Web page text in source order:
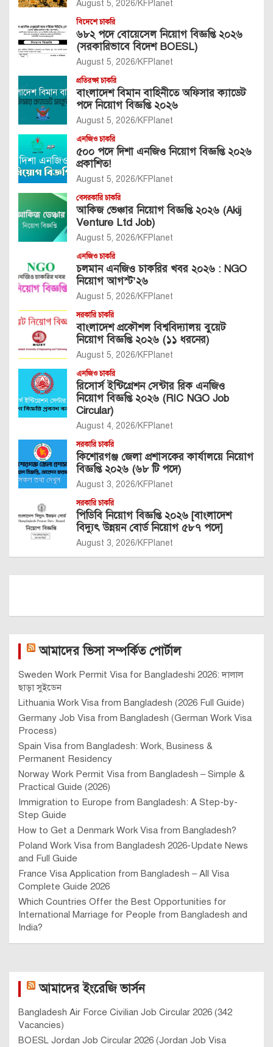
August 5, 2026 KFPlanet
বিদেশে চাকরি
৬৮২ পদে বোয়েসেল নিয়োগ বিজ্ঞপ্তি ২০২৬
(সরকারিভাবে বিদেশ BOESL)
August 5, 2026 KFPlanet
প্রতিরক্ষা চাকরি
বাংলাদেশ বিমান বাহিনীতে অফিসার ক্যাডেট
পদে নিয়োগ বিজ্ঞপ্তি ২০২৬
August 5, 2026 KFPlanet
এনজিও চাকরি
৫০০ পদে দিশা এনজিও নিয়োগ বিজ্ঞপ্তি ২০২৬
প্রকাশিত!
August 5, 2026 KFPlanet
বেসরকারি চাকরি
আকিজ ভেঞ্চার নিয়োগ বিজ্ঞপ্তি ২০২৬ (Akij
Venture Ltd Job)
August 5, 2026 KFPlanet
এনজিও চাকরি
চলমান এনজিও চাকরির খবর ২০২৬ : NGO
নিয়োগ আগস্ট’২৬
August 5, 2026 KFPlanet
সরকারি চাকরি
বাংলাদেশ প্রকৌশল বিশ্ববিদ্যালয় বুয়েট
নিয়োগ বিজ্ঞপ্তি ২০২৬ (১১ ধরনের)
August 5, 2026 KFPlanet
এনজিও চাকরি
রিসোর্স ইন্টিগ্রেশন সেন্টার রিক এনজিও
নিয়োগ বিজ্ঞপ্তি ২০২৬ (RIC NGO Job
Circular)
August 4, 2026 KFPlanet
সরকারি চাকরি
কিশোরগঞ্জ জেলা প্রশাসকের কার্যালয়ে নিয়োগ
বিজ্ঞপ্তি ২০২৬ (৬৮ টি পদে)
August 3, 2026 KFPlanet
সরকারি চাকরি
পিডিবি নিয়োগ বিজ্ঞপ্তি ২০২৬ [বাংলাদেশ
বিদ্যুৎ উন্নয়ন বোর্ড নিয়োগ ৫৮৭ পদে]
August 3, 2026 KFPlanet
আমাদের ভিসা সম্পর্কিত পোর্টাল
Sweden Work Permit Visa for Bangladeshi 2026: দালাল
ছাড়া সুইডেন
Lithuania Work Visa from Bangladesh (2026 Full Guide)
Germany Job Visa from Bangladesh (German Work Visa
Process)
Spain Visa from Bangladesh: Work, Business &
Permanent Residency
Norway Work Permit Visa from Bangladesh – Simple &
Practical Guide (2026)
Immigration to Europe from Bangladesh: A Step-by-
Step Guide
How to Get a Denmark Work Visa from Bangladesh?
Poland Work Visa from Bangladesh 2026-Update News
and Full Guide
France Visa Application from Bangladesh – All Visa
Complete Guide 2026
Which Countries Offer the Best Opportunities for
International Marriage for People from Bangladesh and
India?
আমাদের ইংরেজি ভার্সন
Bangladesh Air Force Civilian Job Circular 2026 (342
Vacancies)
BOESL Jordan Job Circular 2026 (Jordan Job Visa